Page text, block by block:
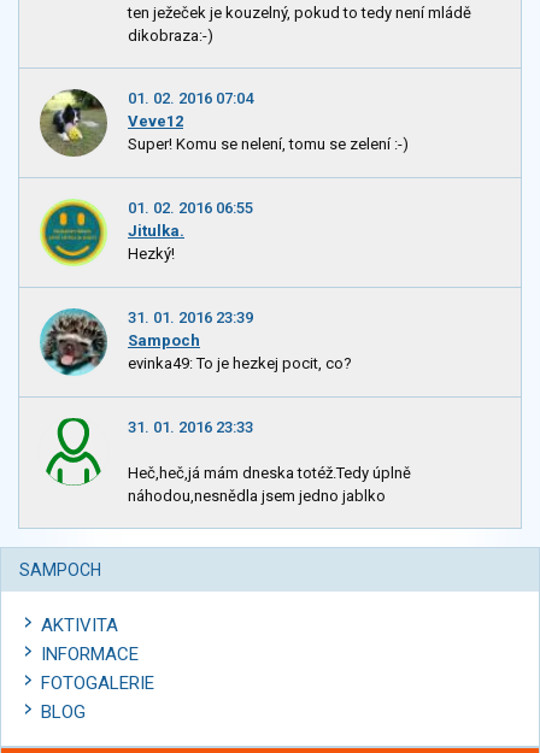
ten ježeček je kouzelný, pokud to tedy není mládě
dikobraza:-)
01. 02. 2016 07:04
Veve12
Super! Komu se nelení, tomu se zelení :-)
01. 02. 2016 06:55
Jitulka.
Hezký!
31. 01. 2016 23:39
Sampoch
evinka49: To je hezkej pocit, co?
31. 01. 2016 23:33
Heč,heč,já mám dneska totéž.Tedy úplně
náhodou,nesnědla jsem jedno jablko
SAMPOCH
AKTIVITA
INFORMACE
FOTOGALERIE
BLOG